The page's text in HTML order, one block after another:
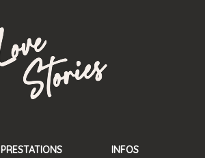
PRESTATIONS INFOS